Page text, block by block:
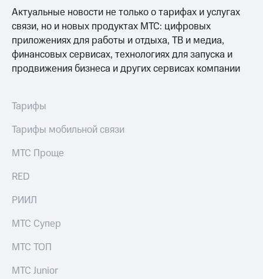
Актуальные новости не только о тарифах и услугах
связи, но и новых продуктах МТС: цифровых
приложениях для работы и отдыха, ТВ и медиа,
финансовых сервисах, технологиях для запуска и
продвижения бизнеса и других сервисах компании
Тарифы
Тарифы мобильной связи
МТС Проще
RED
РИИЛ
МТС Супер
МТС ТОП
МТС Junior